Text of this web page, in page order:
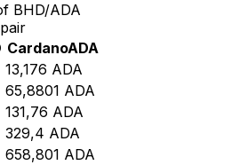
BHD/ADA
CardanoADA
13,176 ADA
65,8801 ADA
131,76 ADA
329,4 ADA
658,801 ADA